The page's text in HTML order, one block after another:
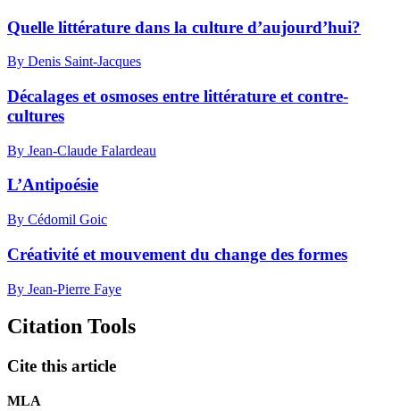
Quelle littérature dans la culture d’aujourd’hui?
By Denis Saint-Jacques
Décalages et osmoses entre littérature et contre-
cultures
By Jean-Claude Falardeau
L’Antipoésie
By Cédomil Goic
Créativité et mouvement du change des formes
By Jean-Pierre Faye
Citation Tools
Cite this article
MLA